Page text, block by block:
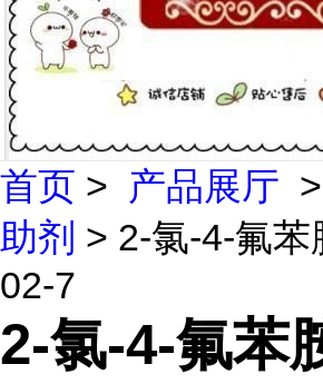
首页 > 产品展厅 >
助剂 > 2-氯-4-氟苯
02-7
2-氯-4-氟苯